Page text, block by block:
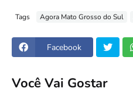
Tags Agora Mato Grosso do Sul
Facebook
Você Vai Gostar